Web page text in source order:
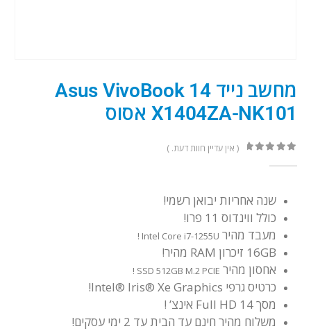
מחשב נייד Asus VivoBook 14
X1404ZA-NK101 אסוס
( אין עדיין חוות דעת. )
שנה אחריות יבואן רשמי!
כולל ווינדוס 11 פרו!
מעבד מהיר Intel Core i7-1255U !
16GB זיכרון RAM מהיר!
אחסון מהיר SSD 512GB M.2 PCIE !
כרטיס גרפי Intel® Iris® Xe Graphics!
מסך Full HD 14 אינצ’ !
משלוח מהיר חינם עד הבית עד 2 ימי עסקים!